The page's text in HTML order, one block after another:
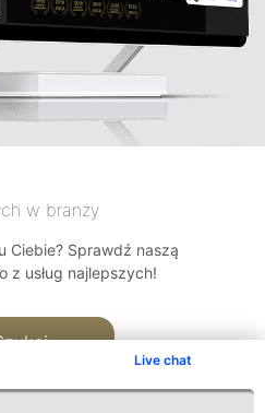
Live chat
w branży
Ciebie? Sprawdź naszą
z usług najlepszych!